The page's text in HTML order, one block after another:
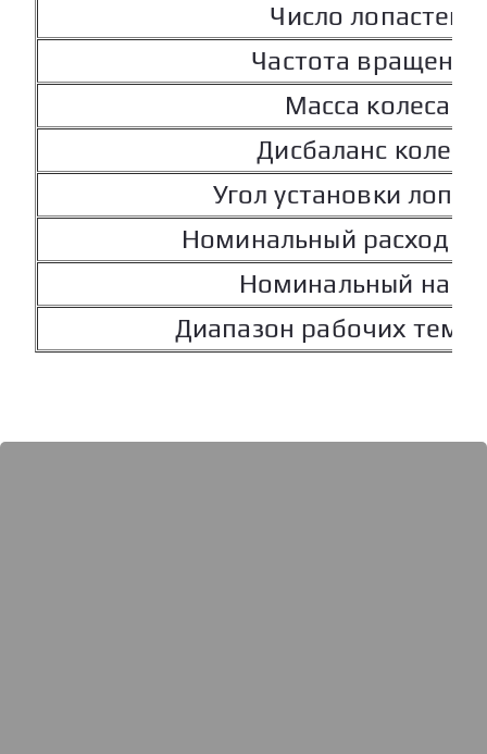
Число лопастей
Частота вращения
Масса колеса
Дисбаланс колеса
Угол установки
Номинальный расход
Номинальный
Диапазон рабочих